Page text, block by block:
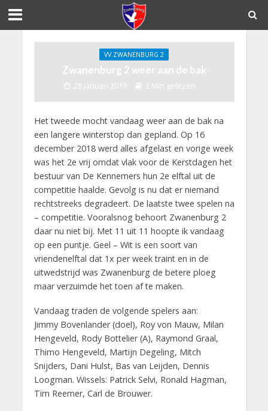
VV ZWANENBURG 2
Zwanenburg 2 weer aan de bak
28 januari 2019 3 Min gelezen
Het tweede mocht vandaag weer aan de bak na
een langere winterstop dan gepland. Op 16
december 2018 werd alles afgelast en vorige week
was het 2e vrij omdat vlak voor de Kerstdagen het
bestuur van De Kennemers hun 2e elftal uit de
competitie haalde. Gevolg is nu dat er niemand
rechtstreeks degradeert. De laatste twee spelen na
– competitie. Vooralsnog behoort Zwanenburg 2
daar nu niet bij. Met 11 uit 11 hoopte ik vandaag
op een puntje. Geel – Wit is een soort van
vriendenelftal dat 1x per week traint en in de
uitwedstrijd was Zwanenburg de betere ploeg
maar verzuimde het toen af te maken.
Vandaag traden de volgende spelers aan:
Jimmy Bovenlander (doel), Roy von Mauw, Milan
Hengeveld, Rody Bottelier (A), Raymond Graal,
Thimo Hengeveld, Martijn Degeling, Mitch
Snijders, Dani Hulst, Bas van Leijden, Dennis
Loogman. Wissels: Patrick Selvi, Ronald Hagman,
Tim Reemer, Carl de Brouwer.